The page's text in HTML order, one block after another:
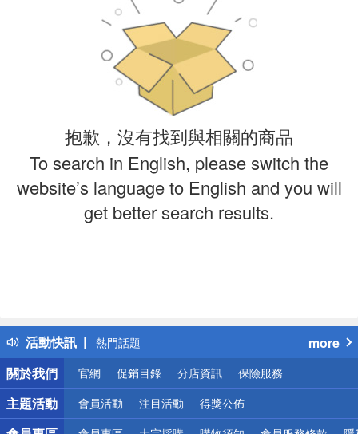
抱歉，沒有找到與相關的商品
To search in English, please switch the
website’s language to English and you will
get better search results.
活動快訊
得獎公告
熱門話題
銀行優惠
偏遠地區配送
詐騙網頁！請小心！
more
關於我們
官網 促銷目錄 分店資訊 保險服務
主題活動 會員活動 注目活動 得獎公佈